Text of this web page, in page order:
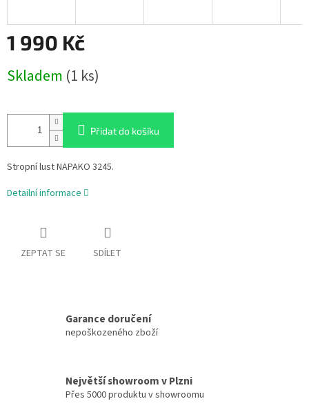
1 990 Kč
cena:
Skladem (1 ks)
Přidat do košíku
Stropní lust NAPAKO 3245.
Detailní informace
ZEPTAT SE SDÍLET
Garance doručení
nepoškozeného zboží
Největší showroom v Plzni
Přes 5000 produktu v showroomu